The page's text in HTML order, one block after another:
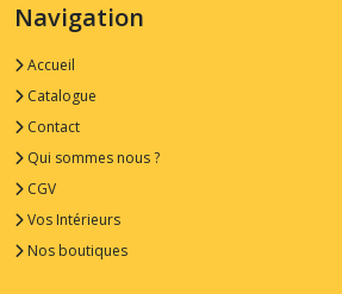
Navigation
Accueil
Catalogue
Contact
Qui sommes nous ?
CGV
Vos Intérieurs
Nos boutiques